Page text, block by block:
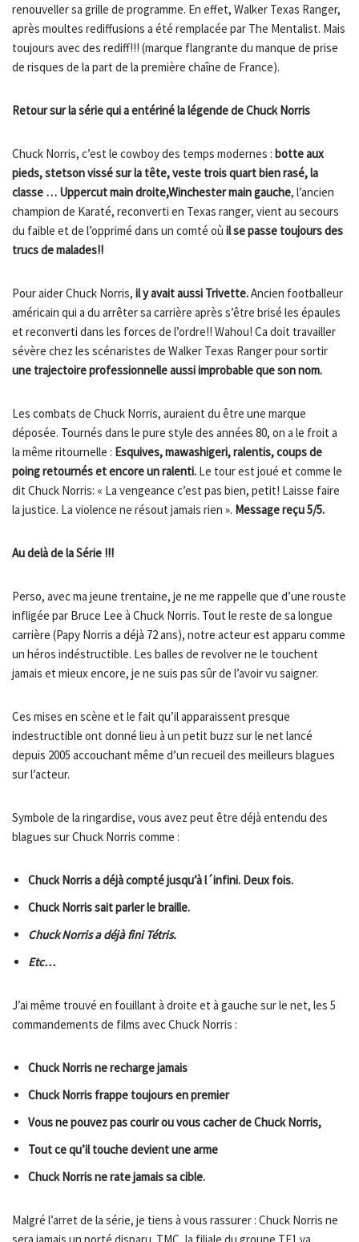
renouveller sa grille de programme. En effet, Walker Texas Ranger,
après moultes rediffusions a été remplacée par The Mentalist. Mais
toujours avec des rediff!!! (marque flangrante du manque de prise
de risques de la part de la première chaîne de France).
Retour sur la série qui a entériné la légende de Chuck Norris
Chuck Norris, c’est le cowboy des temps modernes : botte aux
pieds, stetson vissé sur la tête, veste trois quart bien rasé, la
classe … Uppercut main droite,Winchester main gauche, l’ancien
champion de Karaté, reconverti en Texas ranger, vient au secours
du faible et de l’opprimé dans un comté où il se passe toujours des
trucs de malades!!
Pour aider Chuck Norris, il y avait aussi Trivette.Ancien footballeur
américain qui a du arrêter sa carrière après s’être brisé les épaules
et reconverti dans les forces de l’ordre!! Wahou! Ca doit travailler
sévère chez les scénaristes de Walker Texas Ranger pour sortir
une trajectoire professionnelle aussi improbable que son nom.
Les combats de Chuck Norris, auraient du être une marque
déposée. Tournés dans le pure style des années 80, on a le froit a
la même ritournelle : Esquives, mawashigeri, ralentis, coups de
poing retournés et encore un ralenti. Le tour est joué et comme le
dit Chuck Norris: « La vengeance c’est pas bien, petit! Laisse faire
la justice. La violence ne résout jamais rien ». Message reçu 5/5.
Au delà de la Série !!!
Perso, avec ma jeune trentaine, je ne me rappelle que d’une rouste
infligée par Bruce Lee à Chuck Norris. Tout le reste de sa longue
carrière (Papy Norris a déjà 72 ans), notre acteur est apparu comme
un héros indéstructible. Les balles de revolver ne le touchent
jamais et mieux encore, je ne suis pas sûr de l’avoir vu saigner.
Ces mises en scène et le fait qu’il apparaissent presque
indestructible ont donné lieu à un petit buzz sur le net lancé
depuis 2005 accouchant même d’un recueil des meilleurs blagues
sur l’acteur.
Symbole de la ringardise, vous avez peut être déjà entendu des
blagues sur Chuck Norris comme :
Chuck Norris a déjà compté jusqu’à l´infini. Deux fois.
Chuck Norris sait parler le braille.
Chuck Norris a déjà fini Tétris.
Etc…
J’ai même trouvé en fouillant à droite et à gauche sur le net, les 5
commandements de films avec Chuck Norris :
Chuck Norris ne recharge jamais
Chuck Norris frappe toujours en premier
Vous ne pouvez pas courir ou vous cacher de Chuck Norris,
Tout ce qu’il touche devient une arme
Chuck Norris ne rate jamais sa cible.
Malgré l’arret de la série, je tiens à vous rassurer : Chuck Norris ne
sera jamais un porté disparu. TMC, la filiale du groupe TF1 va